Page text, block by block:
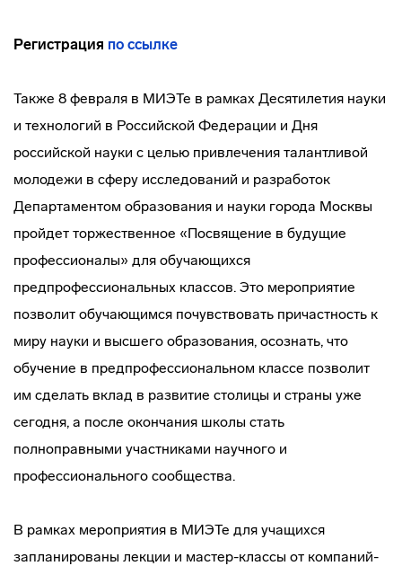
Регистрация по ссылке
Также 8 февраля в МИЭТе в рамках Десятилетия науки
и технологий в Российской Федерации и Дня
российской науки с целью привлечения талантливой
молодежи в сферу исследований и разработок
Департаментом образования и науки города Москвы
пройдет торжественное «Посвящение в будущие
профессионалы» для обучающихся
предпрофессиональных классов. Это мероприятие
позволит обучающимся почувствовать причастность к
миру науки и высшего образования, осознать, что
обучение в предпрофессиональном классе позволит
им сделать вклад в развитие столицы и страны уже
сегодня, а после окончания школы стать
полноправными участниками научного и
профессионального сообщества.
В рамках мероприятия в МИЭТе для учащихся
запланированы лекции и мастер-классы от компаний-